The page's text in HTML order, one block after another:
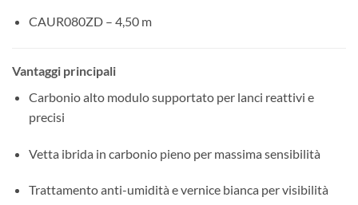
CAUR080ZD – 4,50 m
Vantaggi principali
Carbonio alto modulo supportato per lanci reattivi e
precisi
Vetta ibrida in carbonio pieno per massima sensibilità
Trattamento anti-umidità e vernice bianca per visibilità